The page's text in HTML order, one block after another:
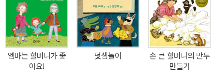
시리즈의 100권 출간 기념 행사로 독자들을 위한 <저자 강연회>와
다양한 <독후 활동 이벤트>, 그리고 <구매 이벤트> 등을 준비했으
며, 비룡소 홈페이지(www.bir.co.kr)를 통해 자세한 정보를 얻을 수
있다. 이와 더불어<엠마>시리즈 의 작가인 수지 모건스턴이 주한 프
랑스 대사관을 주관으로 10월 15일 방한한다. 프랑스 출신의 세계적
엠마는 할머니가 좋
아요!
덧셈놀이
손 큰 할머니의 만두
만들기